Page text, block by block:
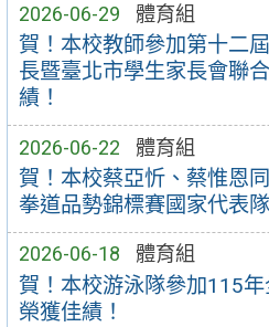
2026-06-29 體育組
賀！本校教師參加第十二
長暨臺北市學生家長會聯
績！
2026-06-22 體育組
賀！本校蔡亞忻、蔡惟恩
拳道品勢錦標賽國家代表隊
2026-06-18 體育組
賀！本校游泳隊參加115
榮獲佳績！